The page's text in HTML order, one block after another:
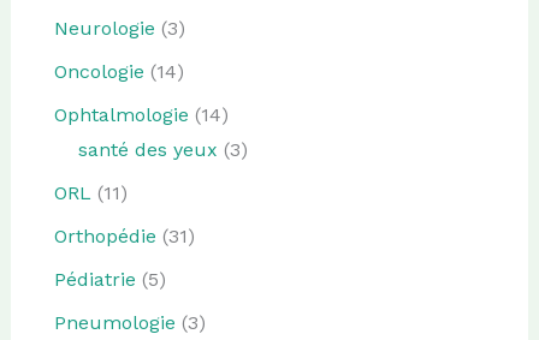
Neurologie (3)
Oncologie (14)
Ophtalmologie (14)
santé des yeux (3)
ORL (11)
Orthopédie (31)
Pédiatrie (5)
Pneumologie (3)